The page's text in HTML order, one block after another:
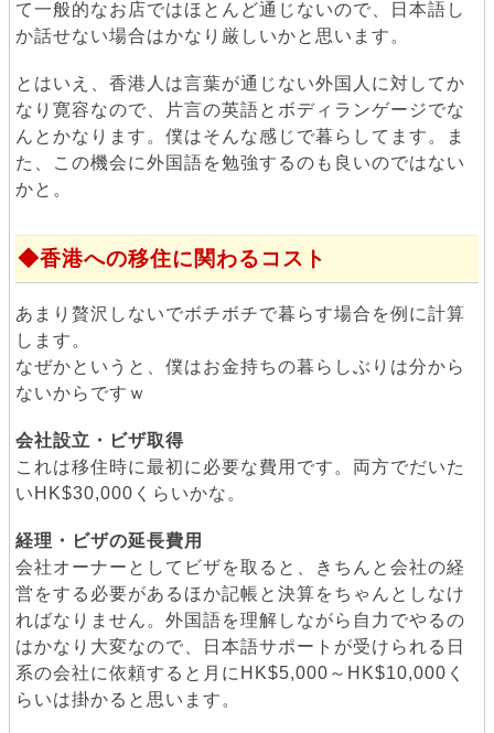
て一般的なお店ではほとんど通じないので、日本語し
か話せない場合はかなり厳しいかと思います。
とはいえ、香港人は言葉が通じない外国人に対してか
なり寛容なので、片言の英語とボディランゲージでな
んとかなります。僕はそんな感じで暮らしてます。ま
た、この機会に外国語を勉強するのも良いのではない
かと。
香港への移住に関わるコスト
あまり贅沢しないでボチボチで暮らす場合を例に計算
します。
なぜかというと、僕はお金持ちの暮らしぶりは分から
ないからですｗ
会社設立・ビザ取得
これは移住時に最初に必要な費用です。両方でだいた
いHK$30,000くらいかな。
経理・ビザの延長費用
会社オーナーとしてビザを取ると、きちんと会社の経
営をする必要があるほか記帳と決算をちゃんとしなけ
ればなりません。外国語を理解しながら自力でやるの
はかなり大変なので、日本語サポートが受けられる日
系の会社に依頼すると月にHK$5,000～HK$10,000く
らいは掛かると思います。